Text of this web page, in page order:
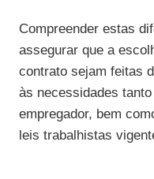
Compreender estas
assegurar que a
contrato sejam feitas
às necessidades
empregador, bem
leis trabalhistas